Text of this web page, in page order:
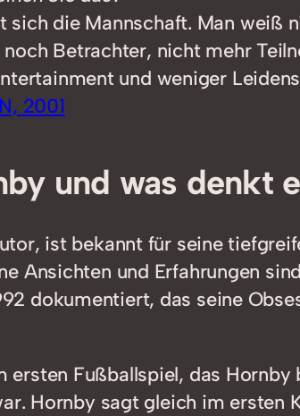
sich die Mannschaft. Man weiß
noch Betrachter, nicht mehr
und weniger
2001
und was denkt
ist bekannt für seine
Ansichten und Erfahrungen
dokumentiert, das seine
ersten Fußballspiel, das
Hornby sagt gleich im